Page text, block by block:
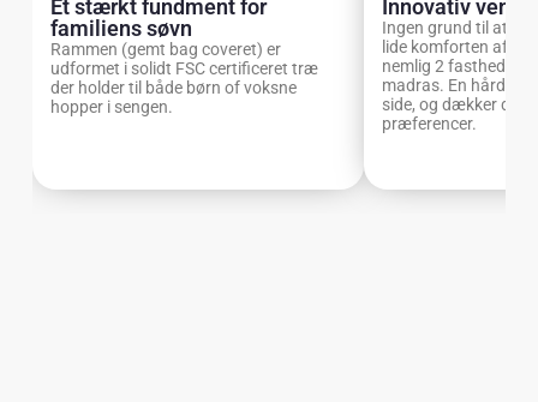
Et stærkt fundment for
familiens søvn
Rammen (gemt bag coveret) er
udformet i solidt FSC certificeret træ
der holder til både børn of voksne
hopper i sengen.
Innovativ
Ingen grund til at
lide komforten af
nemlig 2 fastheder i
madras. En hård
side, og dækker
præferencer.